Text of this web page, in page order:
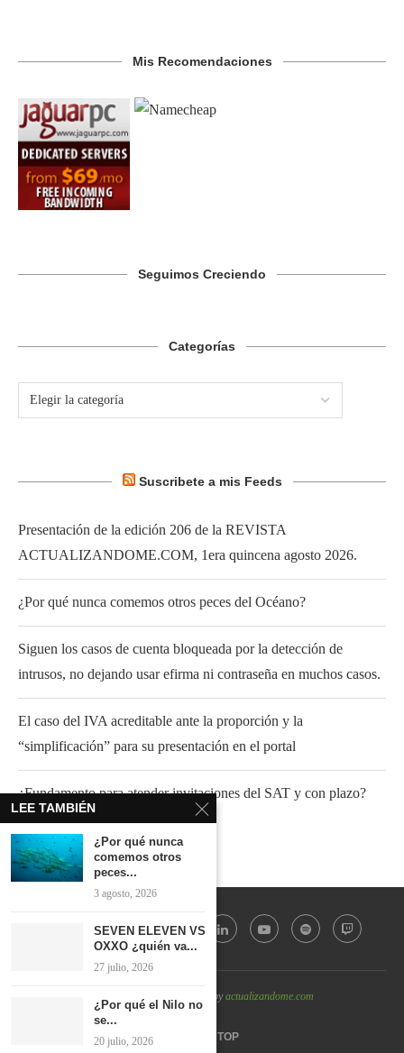
Mis Recomendaciones
Seguimos Creciendo
Categorías
Suscribete a mis Feeds
Presentación de la edición 206 de la REVISTA
ACTUALIZANDOME.COM, 1era quincena agosto 2026.
¿Por qué nunca comemos otros peces del Océano?
Siguen los casos de cuenta bloqueada por la detección de
intrusos, no dejando usar efirma ni contraseña en muchos casos.
El caso del IVA acreditable ante la proporción y la
“simplificación” para su presentación en el portal
¿Fundamento para atender invitaciones del SAT y con plazo?
@2022 - All Right Reserved byactualizandome.com
BACK TO TOP
LEE TAMBIÉN
¿Por qué nunca
comemos otros
peces...
3 agosto, 2026
SEVEN ELEVEN VS
OXXO ¿quién va...
27 julio, 2026
¿Por qué el Nilo no
se...
20 julio, 2026